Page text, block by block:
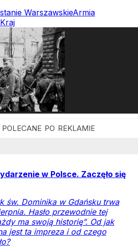
WarszawskieArmia
Kraj
w Polsce. Zaczęło się
św. Dominika w Gdańsku trwa
Hasło przewodnie tej
ma swoją historię”. Od jak
jest ta impreza i od czego